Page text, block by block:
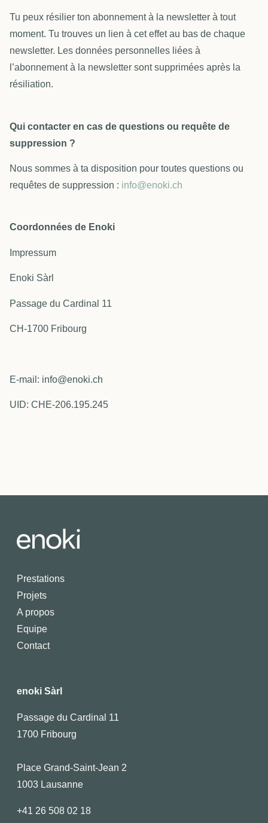
Tu peux résilier ton abonnement à la newsletter à tout
moment. Tu trouves un lien à cet effet au bas de chaque
newsletter. Les données personnelles liées à
l’abonnement à la newsletter sont supprimées après la
résiliation.
Qui contacter en cas de questions ou requête de
suppression ?
Nous sommes à ta disposition pour toutes questions ou
requêtes de suppression : info@enoki.ch
Coordonnées de Enoki
Impressum
Enoki Sàrl
Passage du Cardinal 11
CH-1700 Fribourg
E-mail: info@enoki.ch
UID: CHE-206.195.245
Prestations
Projets
A propos
Equipe
Contact
enoki Sàrl
Passage du Cardinal 11
1700 Fribourg
Place Grand-Saint-Jean 2
1003 Lausanne
+41 26 508 02 18